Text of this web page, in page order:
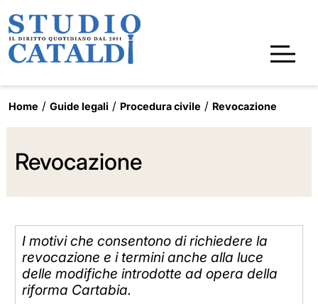
Home Guide legali Procedura civile Revocazione
Revocazione
I motivi che consentono di richiedere la
revocazione e i termini anche alla luce
delle modifiche introdotte ad opera della
riforma Cartabia.